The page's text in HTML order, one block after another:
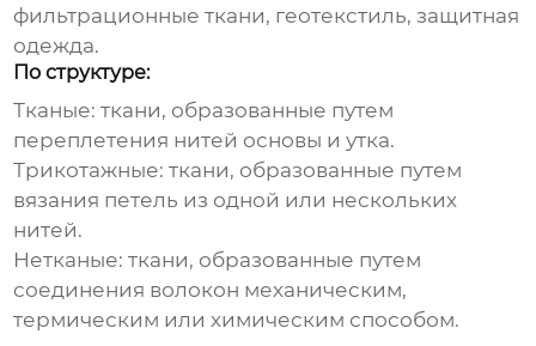
фильтрационные ткани, геотекстиль, защитная
одежда.
По структуре:
Тканые: ткани, образованные путем
переплетения нитей основы и утка.
Трикотажные: ткани, образованные путем
вязания петель из одной или нескольких
нитей.
Нетканые: ткани, образованные путем
соединения волокон механическим,
термическим или химическим способом.